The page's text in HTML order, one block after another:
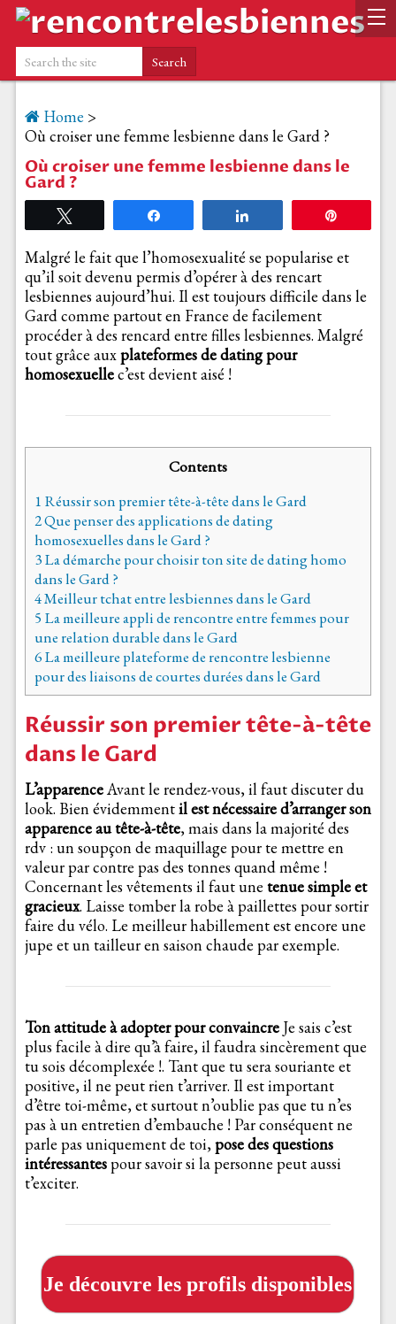
Home >
Où croiser une femme lesbienne dans le Gard ?
Où croiser une femme lesbienne dans le
Gard ?
Malgré le fait que l’homosexualité se popularise et
qu’il soit devenu permis d’opérer à des rencart
lesbiennes aujourd’hui. Il est toujours difficile dans le
Gard comme partout en France de facilement
procéder à des rencard entre filles lesbiennes. Malgré
tout grâce auxplateformes de dating pour
homosexuellec’est devient aisé !
Contents
1 Réussir son premier tête-à-tête dans le Gard
2Que penser des applications de dating
homosexuelles dans le Gard ?
3La démarche pour choisir ton site de dating homo
dans le Gard ?
4Meilleur tchat entre lesbiennes dans le Gard
5 La meilleure appli de rencontre entre femmes pour
une relation durable dans le Gard
6La meilleure plateforme de rencontre lesbienne
pour des liaisons de courtes durées dans le Gard
Réussir son premier tête-à-tête
dans le Gard
L’apparenceAvant le rendez-vous, il faut discuter du
look. Bien évidemmentil est nécessaire d’arranger son
apparence au tête-à-tête, mais dans la majorité des
rdv : un soupçon de maquillage pour te mettre en
valeur par contre pas des tonnes quand même !
Concernant les vêtements il faut une tenue simple et
gracieux. Laisse tomber la robe à paillettes pour sortir
faire du vélo. Le meilleur habillement est encore une
jupe et un tailleur en saison chaude par exemple.
Ton attitude à adopter pour convaincreJe sais c’est
plus facile à dire qu’à faire, il faudra sincèrement que
tu sois décomplexée !. Tant que tu sera souriante et
positive, il ne peut rien t’arriver. Il est important
d’être toi-même, et surtout n’oublie pas que tu n’es
pas à un entretien d’embauche ! Par conséquent ne
parle pas uniquement de toi,pose des questions
intéressantespour savoir si la personne peut aussi
t’exciter.
Je découvre les profils disponibles